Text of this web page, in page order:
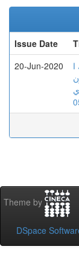
Issue Date
20-Jun-2020
Theme by
DSpace